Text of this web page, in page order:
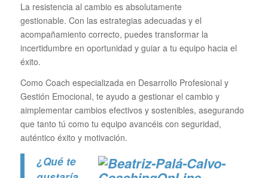
La resistencia al cambio es absolutamente
gestionable. Con las estrategias adecuadas y el
acompañamiento correcto, puedes transformar la
incertidumbre en oportunidad y guiar a tu equipo hacia el
éxito.
Como Coach especializada en Desarrollo Profesional y
Gestión Emocional, te ayudo a gestionar el cambio y
aimplementar cambios efectivos y sostenibles, asegurando
que tanto tú como tu equipo avancéis con seguridad,
auténtico éxito y motivación.
¿Qué te